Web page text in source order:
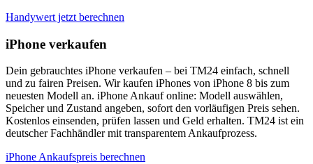
Handywert jetzt berechnen
iPhone verkaufen
Dein gebrauchtes iPhone verkaufen – bei TM24 einfach, schnell
und zu fairen Preisen. Wir kaufen iPhones von iPhone 8 bis zum
neuesten Modell an. iPhone Ankauf online: Modell auswählen,
Speicher und Zustand angeben, sofort den vorläufigen Preis sehen.
Kostenlos einsenden, prüfen lassen und Geld erhalten. TM24 ist ein
deutscher Fachhändler mit transparentem Ankaufprozess.
iPhone Ankaufspreis berechnen